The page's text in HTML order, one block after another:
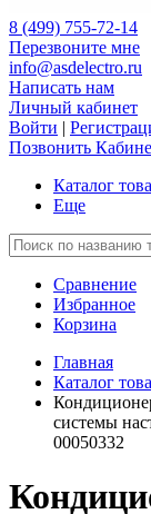
8 (499) 755-72-14
Перезвоните мне
info@asdelectro.ru
Написать нам
Личный кабинет
Войти |
Позвонить
Каталог
Еще
Сравнение
Избранное
Корзина
Главная
Каталог
системы
00050332